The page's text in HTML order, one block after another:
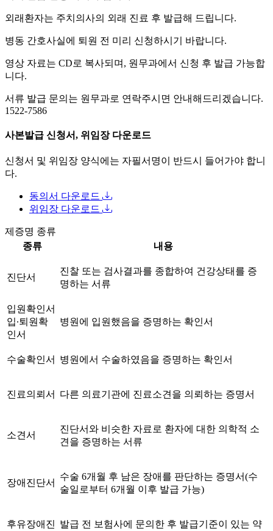
외래환자는 주치의사의 외래 진료 후 발급해 드립니다.
병동 간호사실에 퇴원 전 미리 신청하시기 바랍니다.
영상 자료는 CD로 복사되며, 원무과에서 신청 후 발급 가능합
니다.
서류 발급 문의는 원무과로 연락주시면 안내해드리겠습니다.
1522-7586
사본발급 신청서, 위임장 다운로드
신청서 및 위임장 양식에는 자필서명이 반드시 들어가야 합니
다.
동의서 다운로드
위임장 다운로드
제증명 종류
종류
내용
진단서
진찰 또는 검사결과를 종합하여 건강상태를 증
명하는 서류
입원확인서
입∙퇴원확
인서
병원에 입원했음을 증명하는 확인서
수술확인서 병원에서 수술하였음을 증명하는 확인서
진료의뢰서 다른 의료기관에 진료소견을 의뢰하는 증명서
소견서
진단서와 비슷한 자료로 환자에 대한 의학적 소
견을 증명하는 서류
장애진단서
수술 6개월 후 남은 장애를 판단하는 증명서(수
술일로부터 6개월 이후 발급 가능)
후유장애진 발급 전 보험사에 문의한 후 발급기준이 있는 약